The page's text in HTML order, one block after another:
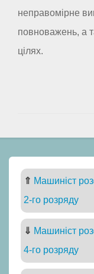
неправомірне
повноважень, а
цілях.
⇑ Машиніст
2-го розряду
⇓ Машиніст
4-го розряду